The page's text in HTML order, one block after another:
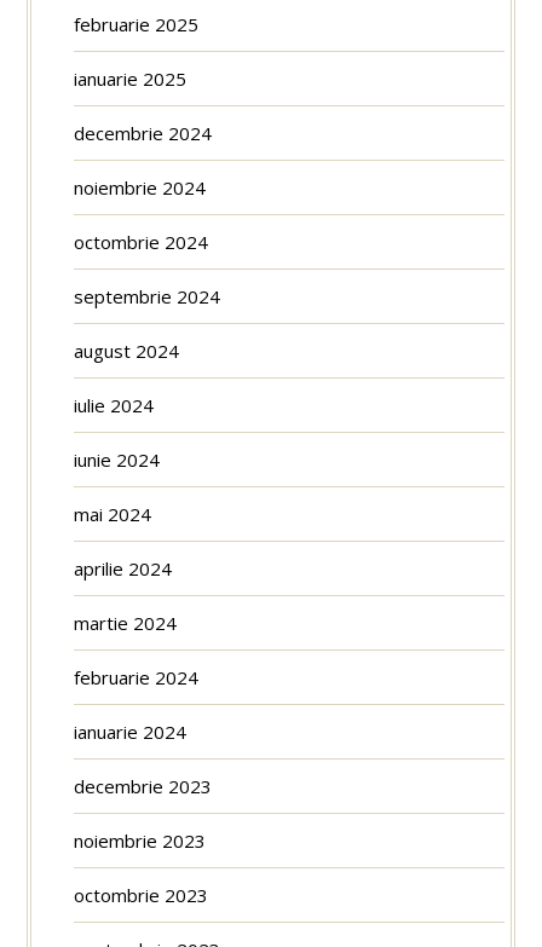
februarie 2025
ianuarie 2025
decembrie 2024
noiembrie 2024
octombrie 2024
septembrie 2024
august 2024
iulie 2024
iunie 2024
mai 2024
aprilie 2024
martie 2024
februarie 2024
ianuarie 2024
decembrie 2023
noiembrie 2023
octombrie 2023